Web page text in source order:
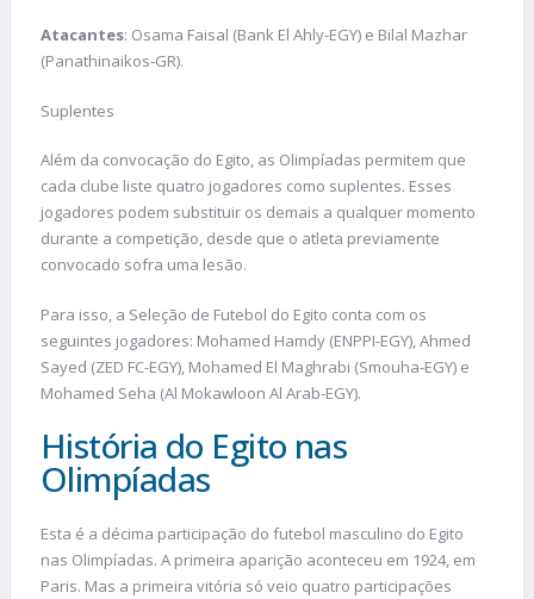
Atacantes: Osama Faisal (Bank El Ahly-EGY) e Bilal Mazhar
(Panathinaikos-GR).
Suplentes
Além da convocação do Egito, as Olimpíadas permitem que
cada clube liste quatro jogadores como suplentes. Esses
jogadores podem substituir os demais a qualquer momento
durante a competição, desde que o atleta previamente
convocado sofra uma lesão.
Para isso, a Seleção de Futebol do Egito conta com os
seguintes jogadores: Mohamed Hamdy (ENPPI-EGY), Ahmed
Sayed (ZED FC-EGY), Mohamed El Maghrabi (Smouha-EGY) e
Mohamed Seha (Al Mokawloon Al Arab-EGY).
História do Egito nas
Olimpíadas
Esta é a décima participação do futebol masculino do Egito
nas Olimpíadas. A primeira aparição aconteceu em 1924, em
Paris. Mas a primeira vitória só veio quatro participações